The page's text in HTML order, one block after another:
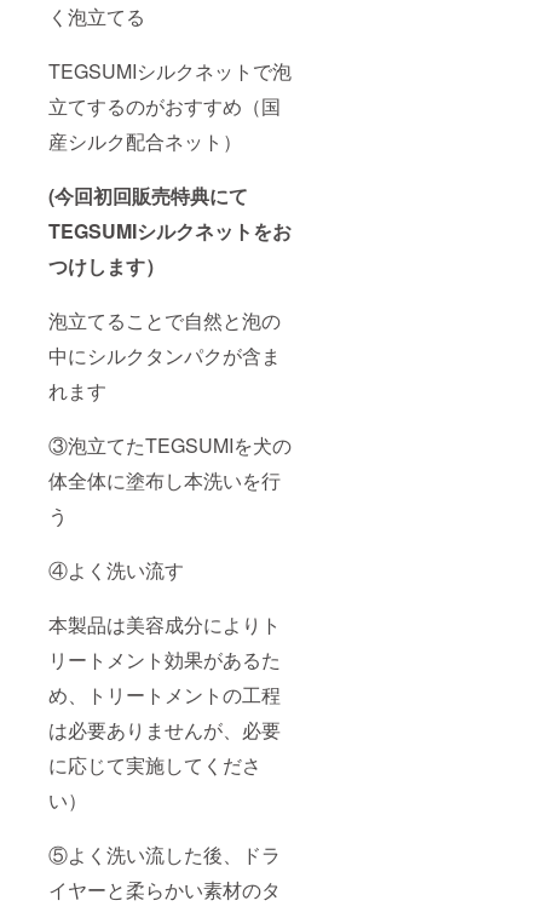
く泡立てる
TEGSUMIシルクネットで泡
立てするのがおすすめ（国
産シルク配合ネット）
(今回初回販売特典にて
TEGSUMIシルクネットをお
つけします）
泡立てることで自然と泡の
中にシルクタンパクが含ま
れます
③泡立てたTEGSUMIを犬の
体全体に塗布し本洗いを行
う
④よく洗い流す
本製品は美容成分によりト
リートメント効果があるた
め、トリートメントの工程
は必要ありませんが、必要
に応じて実施してくださ
い）
⑤よく洗い流した後、ドラ
イヤーと柔らかい素材のタ